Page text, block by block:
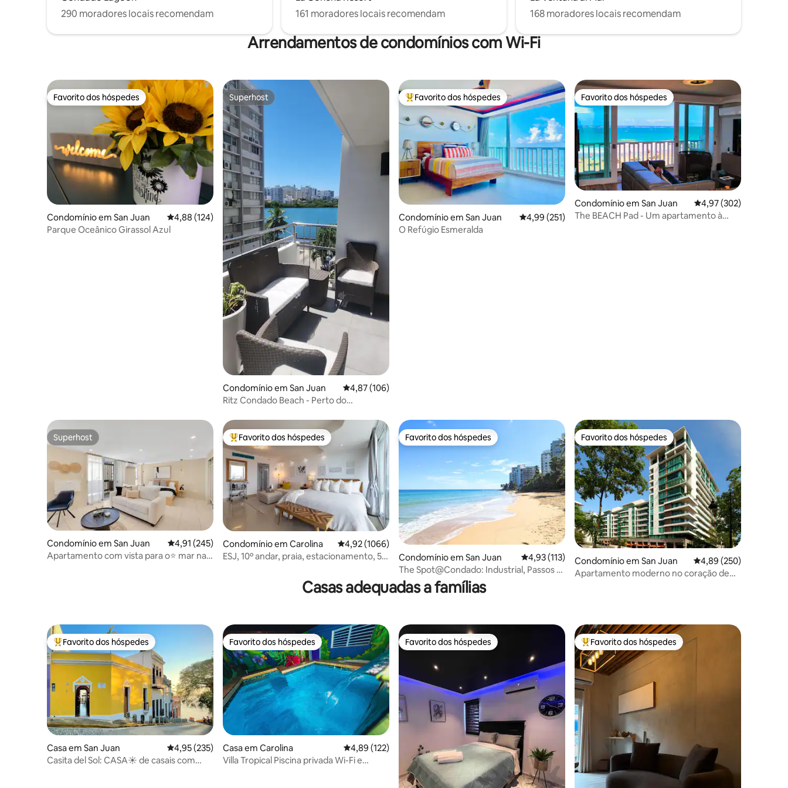
290 moradores locais recomendam
161 moradores locais recomendam
168 moradores locais recomendam
Arrendamentos de condomínios com Wi-Fi
Favorito dos hóspedes
Favorito dos hóspedes
Condomínio em San Juan Classificação média de 4,88 em 5 estrelas, 124avaliações
4,88 (124)
Parque Oceânico Girassol Azul
Superhost
Superhost
Condomínio em San Juan Classificação média de 4,87 em 5 estrelas, 106avaliações
4,87 (106)
Ritz Condado Beach - Perto do
Favoritos dos hóspedes mais apreciados
Favorito dos hóspedes
Condomínio em San Juan Classificação média de 4,99 em 5 estrelas, 251avaliações
4,99 (251)
O Refúgio Esmeralda
Favorito dos hóspedes
Favorito dos hóspedes
Condomínio em San Juan Classificação média
4,97 (302)
The BEACH Pad - Um apartamento à
Superhost
Superhost
Condomínio em San Juan Classificação média de 4,91 em 5 estrelas, 245avaliações
4,91 (245)
Apartamento com vista para o⭐️ mar na
Favoritos dos hóspedes mais apreciados
Favorito dos hóspedes
Condomínio em Carolina Classificação média de 4,92 em 5 estrelas, 1066avaliações
4,92 (1066)
ESJ, 10º andar, praia, estacionamento, 5
Favorito dos hóspedes
Favorito dos hóspedes
Condomínio em San Juan Classificação média de 4,93 em 5 estrelas, 113avaliações
4,93 (113)
The Spot@Condado: Industrial, Passos 2
Praia, Descansos
Favorito dos hóspedes
Favorito dos hóspedes
Condomínio em San Juan Classificação média
4,89 (250)
Apartamento moderno no coração de
Casas adequadas a famílias
Favoritos dos hóspedes mais apreciados
Favorito dos hóspedes
Casa em San Juan Classificação média de 4,95 em 5 estrelas, 235avaliações
4,95 (235)
Casita del Sol: CASA☀️ de casais com
Favorito dos hóspedes
Favorito dos hóspedes
Casa em Carolina Classificação média de 4,89 em 5 estrelas, 122avaliações
4,89 (122)
Villa Tropical Piscina privada Wi-Fi e
Favorito dos hóspedes
Favorito dos hóspedes Favoritos dos hóspedes mais apreciados
Favorito dos hóspedes